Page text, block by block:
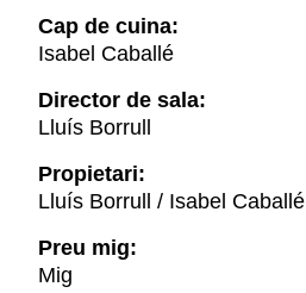
Cap de cuina:
Isabel Caballé
Director de sala:
Lluís Borrull
Propietari:
Lluís Borrull / Isabel Caballé
Preu mig:
Mig